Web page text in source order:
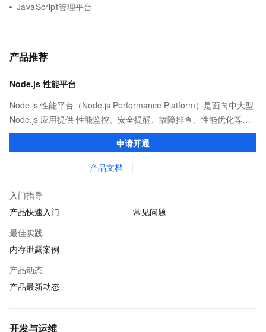
JavaScript管理平台
产品推荐
Node.js 性能平台
Node.js 性能平台（Node.js Performance Platform）是面向中大型
Node.js 应用提供 性能监控、安全提醒、故障排查、性能优化等服
务的整体性解决方案。提供完善的工具链和服务，协助客户主动、
申请开通
产品文档
入门指导
产品快速入门
常见问题
最佳实践
内存泄露案例
产品动态
产品最新动态
开发与运维